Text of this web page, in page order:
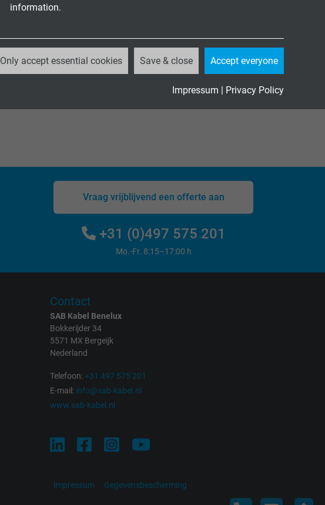
information.
Only accept essential cookies Save & close Accept everyone
Impressum | Privacy Policy
CATALOGUS DOWNLOADEN (PDF)
Vraag vrijblijvend een offerte aan
+31 (0)497 575 201
Mo.-Fr. 8:15–17:00 h
Contact
SAB Kabel Benelux
Bokkerijder 34
5571 MX Bergeijk
Nederland
Telefoon:+31 497 575 201
E-mail: info@sab-kabel.nl
www.sab-kabel.nl
Impressum Gegevensbescherming